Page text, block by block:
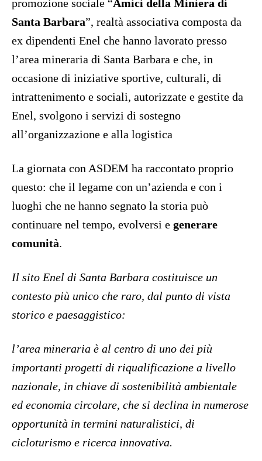
promozione sociale “Amici della Miniera di
Santa Barbara”, realtà associativa composta da
ex dipendenti Enel che hanno lavorato presso
l’area mineraria di Santa Barbara e che, in
occasione di iniziative sportive, culturali, di
intrattenimento e sociali, autorizzate e gestite da
Enel, svolgono i servizi di sostegno
all’organizzazione e alla logistica
La giornata con ASDEM ha raccontato proprio
questo: che il legame con un’azienda e con i
luoghi che ne hanno segnato la storia può
continuare nel tempo, evolversi e generare
comunità.
Il sito Enel di Santa Barbara costituisce un
contesto più unico che raro, dal punto di vista
storico e paesaggistico:
l’area mineraria è al centro di uno dei più
importanti progetti di riqualificazione a livello
nazionale, in chiave di sostenibilità ambientale
ed economia circolare, che si declina in numerose
opportunità in termini naturalistici, di
cicloturismo e ricerca innovativa.